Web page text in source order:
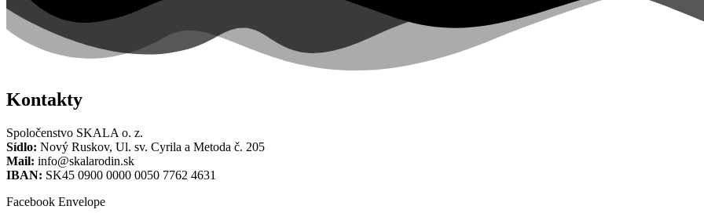
Kontakty
Spoločenstvo SKALA o. z.
Sídlo: Nový Ruskov, Ul. sv. Cyrila a Metoda č. 205
Mail: info@skalarodin.sk
IBAN: SK45 0900 0000 0050 7762 4631
Facebook Envelope